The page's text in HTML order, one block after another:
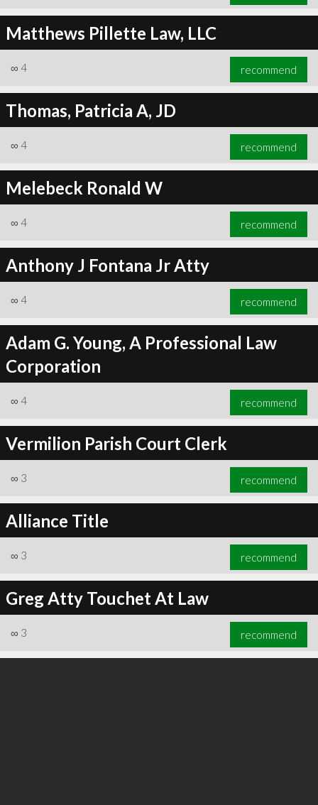
Matthews Pillette Law, LLC
∞ 4 recommend
Thomas, Patricia A, JD
∞ 4 recommend
Melebeck Ronald W
∞ 4 recommend
Anthony J Fontana Jr Atty
∞ 4 recommend
Adam G. Young, A Professional Law
Corporation
∞ 4 recommend
Vermilion Parish Court Clerk
∞ 3 recommend
Alliance Title
∞ 3 recommend
Greg Atty Touchet At Law
∞ 3 recommend